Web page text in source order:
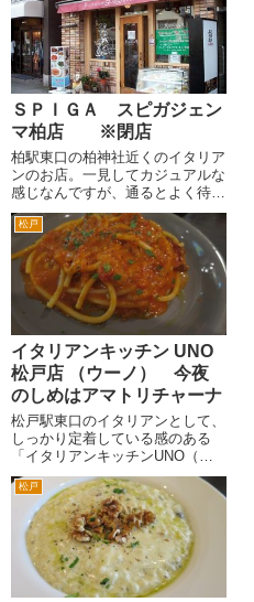
前右手にあります。ロイヤルホ...
ＳＰＩＧＡ スピガジェン
マ柏店 ※閉店
柏駅東口の柏神社近くのイタリア
ンのお店。一見してカジュアルな
感じなんですが、通るとよく待っ
ているお客さんがいるんで一度入
ってみようと思ってました。 入
って納得しました。なんとこのお
店パスタ全品一律５００円なんで
す。しかもＬサイズを注文して
も...
松戸
イタリアンキッチン UNO
松戸店 （ウーノ） 今夜
のしめはアマトリチャーナ
松戸駅東口のイタリアンとして、
しっかり定着している感のある
「イタリアンキッチンUNO（ウ
ーノ）」さん。 ランチもディナ
ーもおいしいお店です。駅から近
いので、足が向きやすいです。
ビールは、ハートランド生。
ハードシードルも飲めます。ち
ょ...
松戸